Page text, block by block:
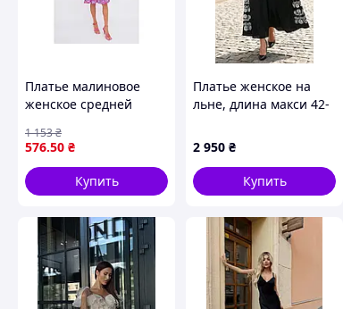
Платье малиновое
женское средней
плечами для
повседневной носки
из трикотажа фламли
576.50 ₴
1 153₴
Купить
Платье женское на
льне, длина макси 42-
2 950 ₴
Купить